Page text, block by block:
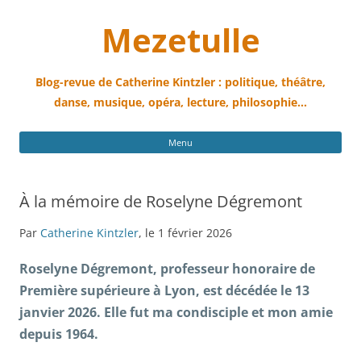
Mezetulle
Blog-revue de Catherine Kintzler : politique, théâtre,
danse, musique, opéra, lecture, philosophie…
Menu
À la mémoire de Roselyne Dégremont
Par Catherine Kintzler, le 1 février 2026
Roselyne Dégremont, professeur honoraire de
Première supérieure à Lyon, est décédée le 13
janvier 2026. Elle fut ma condisciple et mon amie
depuis 1964.